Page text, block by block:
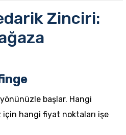
Zinciri:
başlar. Hangi
hangi fiyat noktaları işe